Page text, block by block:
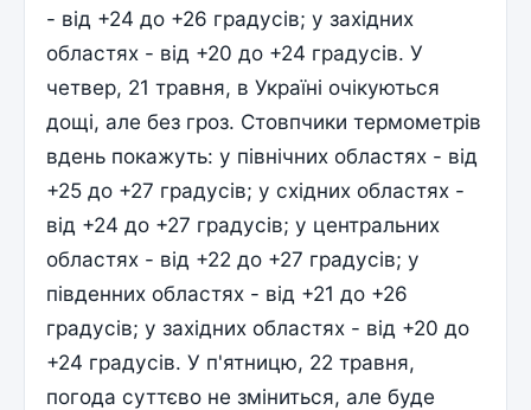
- від +24 до +26 градусів; у західних
областях - від +20 до +24 градусів. У
четвер, 21 травня, в Україні очікуються
дощі, але без гроз. Стовпчики термометрів
вдень покажуть: у північних областях - від
+25 до +27 градусів; у східних областях -
від +24 до +27 градусів; у центральних
областях - від +22 до +27 градусів; у
південних областях - від +21 до +26
градусів; у західних областях - від +20 до
+24 градусів. У п'ятницю, 22 травня,
погода суттєво не зміниться, але буде